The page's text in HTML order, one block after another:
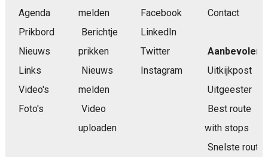
Agenda
Prikbord
Nieuws
Links
Video's
Foto's
melden
Berichtje
prikken
Nieuws
melden
Video
uploaden
Facebook
LinkedIn
Twitter
Instagram
Contact
Aanbevolen
Uitkijkpost
Uitgeester
Best route
with stops
Snelste route